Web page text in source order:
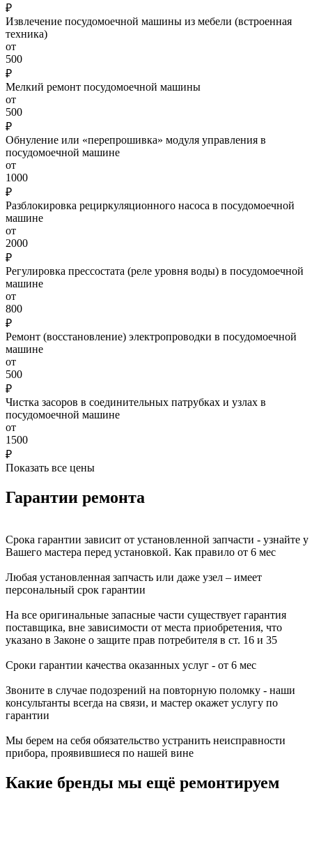
₽
Извлечение посудомоечной машины из мебели (встроенная
техника)
от
500
₽
Мелкий ремонт посудомоечной машины
от
500
₽
Обнуление или «перепрошивка» модуля управления в
посудомоечной машине
от
1000
₽
Разблокировка рециркуляционного насоса в посудомоечной
машине
от
2000
₽
Регулировка прессостата (реле уровня воды) в посудомоечной
машине
от
800
₽
Ремонт (восстановление) электропроводки в посудомоечной
машине
от
500
₽
Чистка засоров в соединительных патрубках и узлах в
посудомоечной машине
от
1500
₽
Показать все цены
Гарантии ремонта
Срока гарантии зависит от установленной запчасти - узнайте у
Вашего мастера перед установкой. Как правило от 6 мес
Любая установленная запчасть или даже узел – имеет
персональный срок гарантии
На все оригинальные запасные части существует гарантия
поставщика, вне зависимости от места приобретения, что
указано в Законе о защите прав потребителя в ст. 16 и 35
Сроки гарантии качества оказанных услуг - от 6 мес
Звоните в случае подозрений на повторную поломку - наши
консультанты всегда на связи, и мастер окажет услугу по
гарантии
Мы берем на себя обязательство устранить неисправности
прибора, проявившиеся по нашей вине
Какие бренды мы ещё ремонтируем